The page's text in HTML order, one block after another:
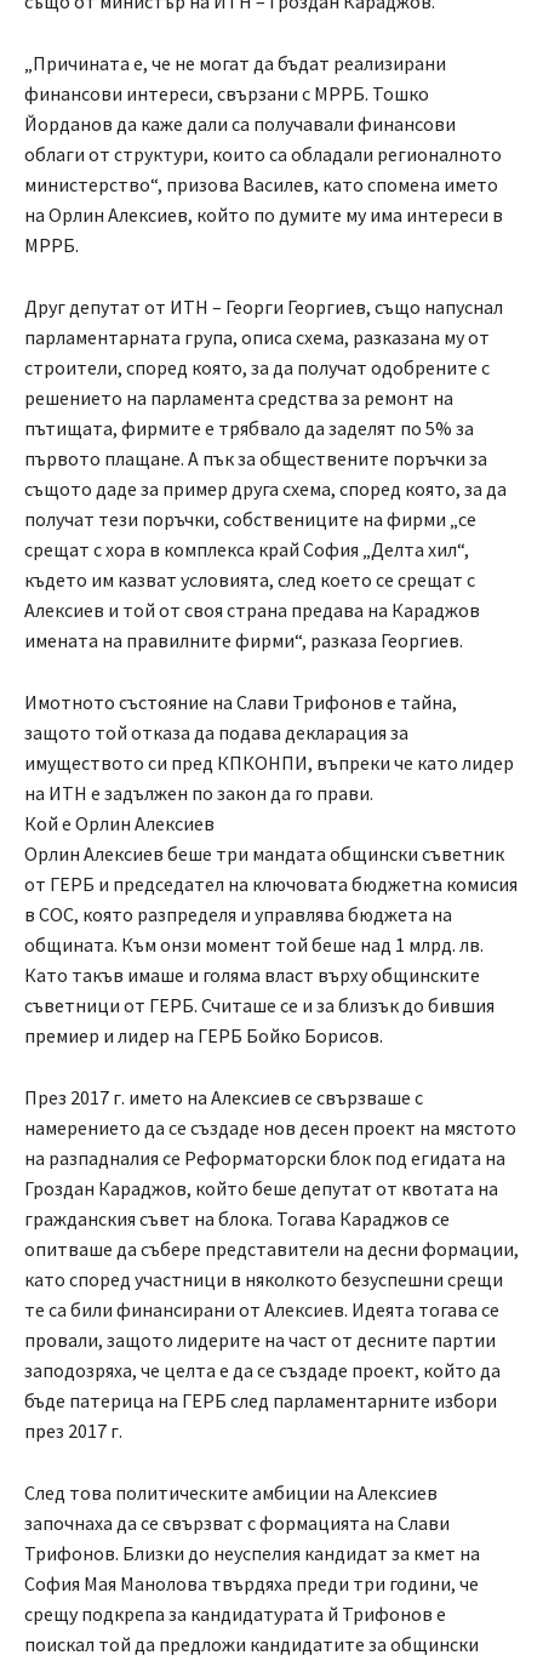
„Причината е, че не могат да бъдат реализирани
финансови интереси, свързани с МРРБ. Тошко
Йорданов да каже дали са получавали финансови
облаги от структури, които са обладали регионалното
министерство“, призова Василев, като спомена името
на Орлин Алексиев, който по думите му има интереси в
МРРБ.
Друг депутат от ИТН – Георги Георгиев, също напуснал
парламентарната група, описа схема, разказана му от
строители, според която, за да получат одобрените с
решението на парламента средства за ремонт на
пътищата, фирмите е трябвало да заделят по 5% за
първото плащане. А пък за обществените поръчки за
същото даде за пример друга схема, според която, за да
получат тези поръчки, собствениците на фирми „се
срещат с хора в комплекса край София „Делта хил“,
където им казват условията, след което се срещат с
Алексиев и той от своя страна предава на Караджов
имената на правилните фирми“, разказа Георгиев.
Имотното състояние на Слави Трифонов е тайна,
защото той отказа да подава декларация за
имуществото си пред КПКОНПИ, въпреки че като лидер
на ИТН е задължен по закон да го прави.
Кой е Орлин Алексиев
Орлин Алексиев беше три мандата общински съветник
от ГЕРБ и председател на ключовата бюджетна комисия
в СОС, която разпределя и управлява бюджета на
общината. Към онзи момент той беше над 1 млрд. лв.
Като такъв имаше и голяма власт върху общинските
съветници от ГЕРБ. Считаше се и за близък до бившия
премиер и лидер на ГЕРБ Бойко Борисов.
През 2017 г. името на Алексиев се свързваше с
намерението да се създаде нов десен проект на мястото
на разпадналия се Реформаторски блок под егидата на
Гроздан Караджов, който беше депутат от квотата на
гражданския съвет на блока. Тогава Караджов се
опитваше да събере представители на десни формации,
като според участници в няколкото безуспешни срещи
те са били финансирани от Алексиев. Идеята тогава се
провали, защото лидерите на част от десните партии
заподозряха, че целта е да се създаде проект, който да
бъде патерица на ГЕРБ след парламентарните избори
през 2017 г.
След това политическите амбиции на Алексиев
започнаха да се свързват с формацията на Слави
Трифонов. Близки до неуспелия кандидат за кмет на
София Мая Манолова твърдяха преди три години, че
срещу подкрепа за кандидатурата й Трифонов е
поискал той да предложи кандидатите за общински